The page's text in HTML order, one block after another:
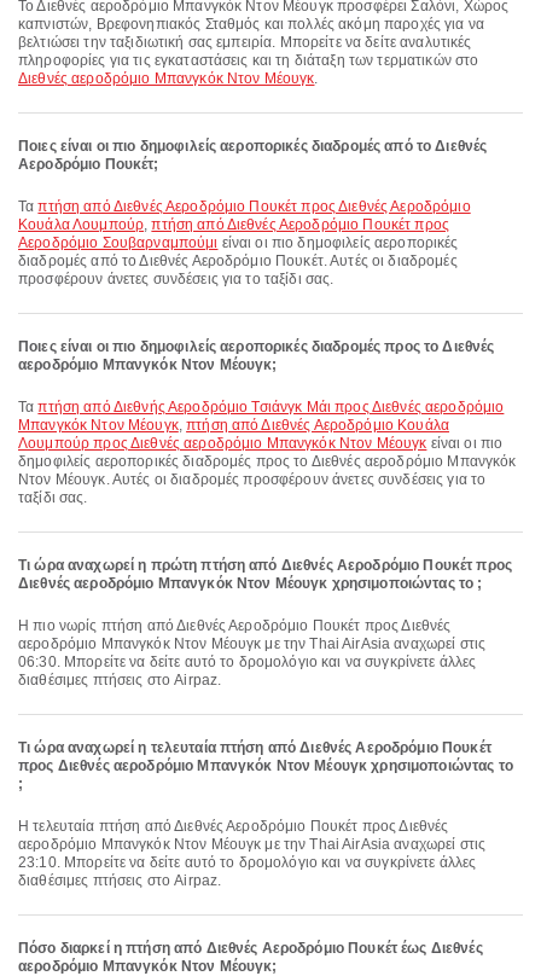
Το Διεθνές αεροδρόμιο Μπανγκόκ Ντον Μέουγκ προσφέρει Σαλόνι, Χώρος
καπνιστών, Βρεφονηπιακός Σταθμός και πολλές ακόμη παροχές για να
βελτιώσει την ταξιδιωτική σας εμπειρία. Μπορείτε να δείτε αναλυτικές
πληροφορίες για τις εγκαταστάσεις και τη διάταξη των τερματικών στο
Διεθνές αεροδρόμιο Μπανγκόκ Ντον Μέουγκ.
Ποιες είναι οι πιο δημοφιλείς αεροπορικές διαδρομές από το Διεθνές
Αεροδρόμιο Πουκέτ;
Ταπτήση από Διεθνές Αεροδρόμιο Πουκέτ προς Διεθνές Αεροδρόμιο
Κουάλα Λουμπούρ,πτήση από Διεθνές Αεροδρόμιο Πουκέτ προς
Αεροδρόμιο Σουβαρναμπούμι είναι οι πιο δημοφιλείς αεροπορικές
διαδρομές από το Διεθνές Αεροδρόμιο Πουκέτ. Αυτές οι διαδρομές
προσφέρουν άνετες συνδέσεις για το ταξίδι σας.
Ποιες είναι οι πιο δημοφιλείς αεροπορικές διαδρομές προς το Διεθνές
αεροδρόμιο Μπανγκόκ Ντον Μέουγκ;
Ταπτήση από Διεθνής Αεροδρόμιο Τσιάνγκ Μάι προς Διεθνές αεροδρόμιο
Μπανγκόκ Ντον Μέουγκ,πτήση από Διεθνές Αεροδρόμιο Κουάλα
Λουμπούρ προς Διεθνές αεροδρόμιο Μπανγκόκ Ντον Μέουγκ είναι οι πιο
δημοφιλείς αεροπορικές διαδρομές προς το Διεθνές αεροδρόμιο Μπανγκόκ
Ντον Μέουγκ. Αυτές οι διαδρομές προσφέρουν άνετες συνδέσεις για το
ταξίδι σας.
Τι ώρα αναχωρεί η πρώτη πτήση από Διεθνές Αεροδρόμιο Πουκέτ προς
Διεθνές αεροδρόμιο Μπανγκόκ Ντον Μέουγκ χρησιμοποιώντας το ;
Η πιο νωρίς πτήση από Διεθνές Αεροδρόμιο Πουκέτ προς Διεθνές
αεροδρόμιο Μπανγκόκ Ντον Μέουγκ με την Thai AirAsia αναχωρεί στις
06:30. Μπορείτε να δείτε αυτό το δρομολόγιο και να συγκρίνετε άλλες
διαθέσιμες πτήσεις στο Airpaz.
Τι ώρα αναχωρεί η τελευταία πτήση από Διεθνές Αεροδρόμιο Πουκέτ
προς Διεθνές αεροδρόμιο Μπανγκόκ Ντον Μέουγκ χρησιμοποιώντας το
;
Η τελευταία πτήση από Διεθνές Αεροδρόμιο Πουκέτ προς Διεθνές
αεροδρόμιο Μπανγκόκ Ντον Μέουγκ με την Thai AirAsia αναχωρεί στις
23:10. Μπορείτε να δείτε αυτό το δρομολόγιο και να συγκρίνετε άλλες
διαθέσιμες πτήσεις στο Airpaz.
Πόσο διαρκεί η πτήση από Διεθνές Αεροδρόμιο Πουκέτ έως Διεθνές
αεροδρόμιο Μπανγκόκ Ντον Μέουγκ;